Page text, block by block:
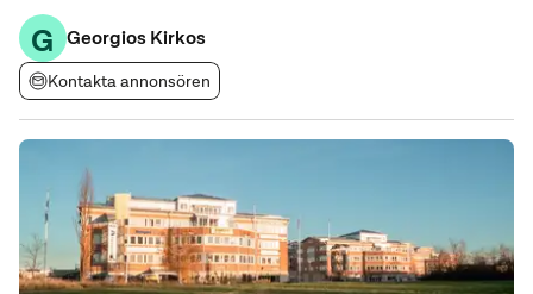
med moderna avtalsvillkor. Tillsammans hittar vi en
skräddarsydd kontoslösning som ger er
G Georgios Kirkos
Kontakta annonsören